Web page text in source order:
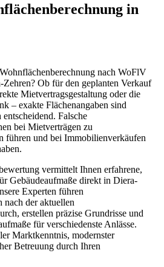
in
nach WoFlV
Ob für den geplanten Verkauf
Mietvertragsgestaltung oder die
– exakte Flächenangaben sind
Falsche
bei Mietverträgen zu
führen und bei Immobilienverkäufen
vermittelt Ihnen erfahrene,
Gebäudeaufmaße direkt in Diera-
Experten führen
nach der aktuellen
erstellen präzise Grundrisse und
für verschiedenste Anlässe.
Marktkenntnis, modernster
Betreuung durch Ihren